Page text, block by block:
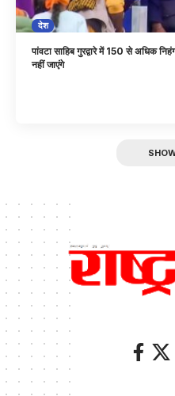
देश
पांवटा साहिब गुरद्वारे में 150 से अधिक
नहीं जाएंगे